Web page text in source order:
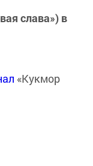
слава») в
«Кукмор